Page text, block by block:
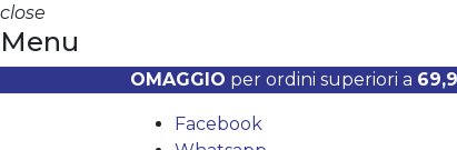
close
Menu
OMAGGIO per ordini superiori a
Facebook